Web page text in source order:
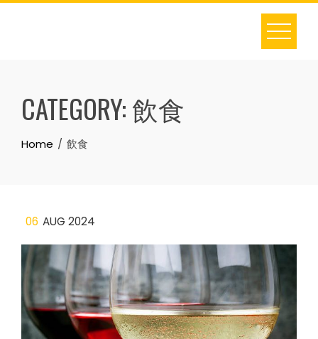
Skip
CATEGORY:飲食
Home 飲食
06 AUG 2024